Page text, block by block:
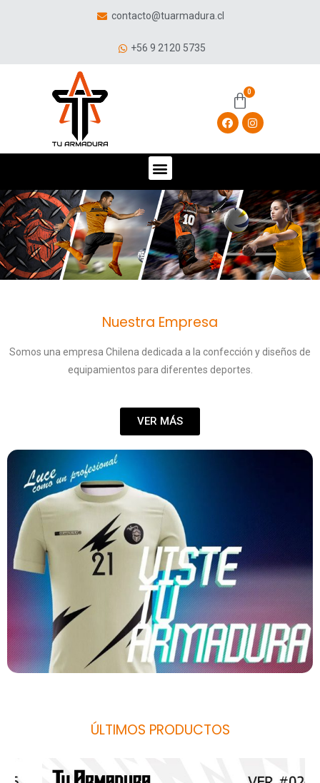
contacto@tuarmadura.cl
+56 9 2120 5735
Nuestra Empresa
Somos una empresa Chilena dedicada a la confección y diseños de
equipamientos para diferentes deportes.
VER MÁS
ÚLTIMOS PRODUCTOS